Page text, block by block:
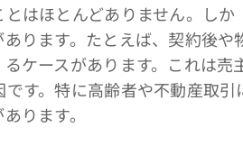
はほとんどありません。しか
ります。たとえば、契約後や
ケースがあります。これは売
す。特に高齢者や不動産取引
ります。